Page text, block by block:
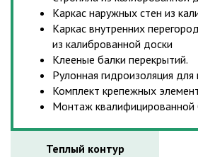
Каркас наружных стен из
Каркас внутренних
из калиброванной доски
Клееные балки перекрытий.
Рулонная гидроизоляция
Комплект крепежных
Монтаж квалифицированной
Теплый контур